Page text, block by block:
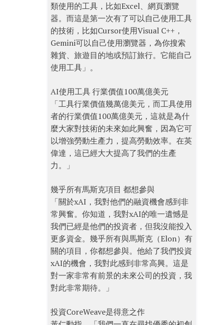
類使用的工具，比如Excel、網頁瀏覽
器。而這是第一次有了可以自己使用工具
的技術，比如Cursor使用Visual C++，
Gemini可以自己使用瀏覽器，為你搜索
雜貨、旅遊目的地或預訂旅行。它能自己
使用工具」。
AI使用工具 行業價值100萬億美元
「工具行業價值幾萬億美元，而工具使用
者的行業價值100萬億美元，這就是為什
麼大家對技術的未來如此興奮，因為它可
以增強勞動生產力，提高勞動效率。在英
偉達，這已經大大提高了我們的生產
力。」
幾乎所有馬斯克項目 都想參與
「關於xAI，我對他們的融資機會感到非
常興奮。你知道，我對xAI的唯一遺憾是
我們已經是他們的投資者，但我沒能投入
更多資金。幾乎所有與馬斯克（Elon）有
關的項目，你都想參與。他給了我們投資
xAI的機會，我對此感到非常高興。這是
對一家非常有前景的未來公司的投資，我
對此非常期待。」
投資CoreWeave是得意之作